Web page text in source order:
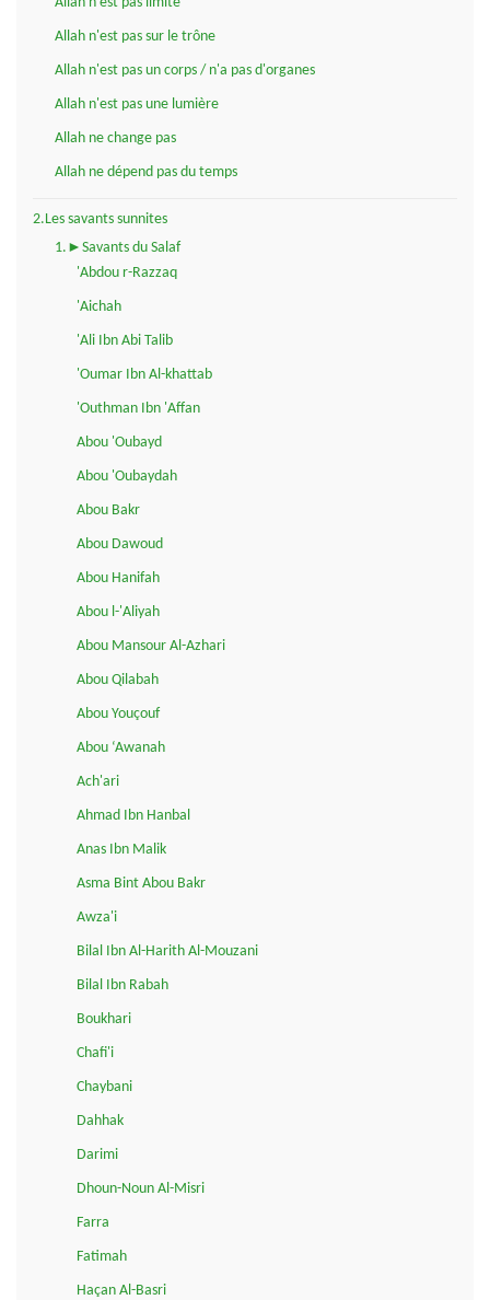
Allah n'est pas sur le trône
Allah n'est pas un corps / n'a pas d'organes
Allah n'est pas une lumière
Allah ne change pas
Allah ne dépend pas du temps
2.Les savants sunnites
1.►Savants du Salaf
'Abdou r-Razzaq
'Aichah
'Ali Ibn Abi Talib
'Oumar Ibn Al-khattab
'Outhman Ibn 'Affan
Abou 'Oubayd
Abou 'Oubaydah
Abou Bakr
Abou Dawoud
Abou Hanifah
Abou l-'Aliyah
Abou Mansour Al-Azhari
Abou Qilabah
Abou Youçouf
Abou ‘Awanah
Ach'ari
Ahmad Ibn Hanbal
Anas Ibn Malik
Asma Bint Abou Bakr
Awza'i
Bilal Ibn Al-Harith Al-Mouzani
Bilal Ibn Rabah
Boukhari
Chafi'i
Chaybani
Dahhak
Darimi
Dhoun-Noun Al-Misri
Farra
Fatimah
Haçan Al-Basri